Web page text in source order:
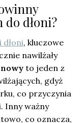
do dłoni?
dłoni, kluczowe
nawilżały
to jeden z
gdyż
co przyczynia
Inny ważny
co oznacza,